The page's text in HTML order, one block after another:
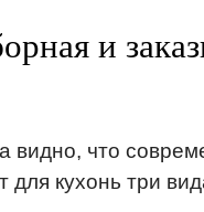
и
видно, что
для кухонь три